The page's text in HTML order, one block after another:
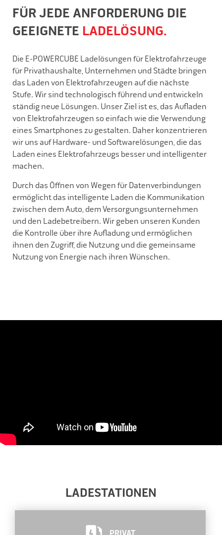
FÜR JEDE ANFORDERUNG DIE
GEEIGNETE LADELÖSUNG.
Die E-POWERCUBE Ladelösungen für Elektrofahrzeuge
für Privathaushalte, Unternehmen und Städte bringen
das Laden von Elektrofahrzeugen auf die nächste
Stufe. Wir sind technologisch führend und entwickeln
ständig neue Lösungen. Unser Ziel ist es, das Aufladen
von Elektrofahrzeugen so einfach wie die Verwendung
eines Smartphones zu gestalten. Daher konzentrieren
wir uns auf Hardware- und Softwarelösungen, die das
Laden eines Elektrofahrzeugs besser und intelligenter
machen.
Durch das Öffnen von Wegen für Datenverbindungen
ermöglicht das intelligente Laden die Kommunikation
zwischen dem Auto, dem Versorgungsunternehmen
und den Ladebetreibern. Wir geben unseren Kunden
die Kontrolle über ihre Aufladung und ermöglichen
ihnen den Zugriff, die Nutzung und die gemeinsame
Nutzung von Energie nach ihren Wünschen.
LADESTATIONEN